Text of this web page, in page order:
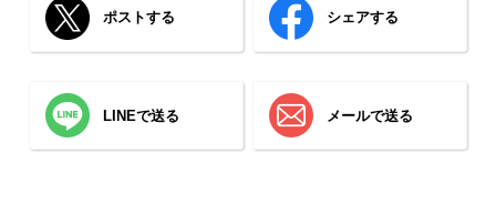
ポストする シェアする
LINEで送る メールで送る